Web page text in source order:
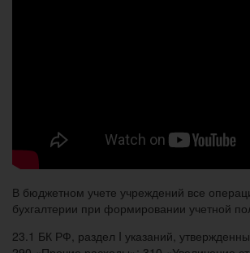
В бюджетном учете учреждений все
бухгалтерии при формировании учетной
23.1 БК РФ, раздел I указаний,